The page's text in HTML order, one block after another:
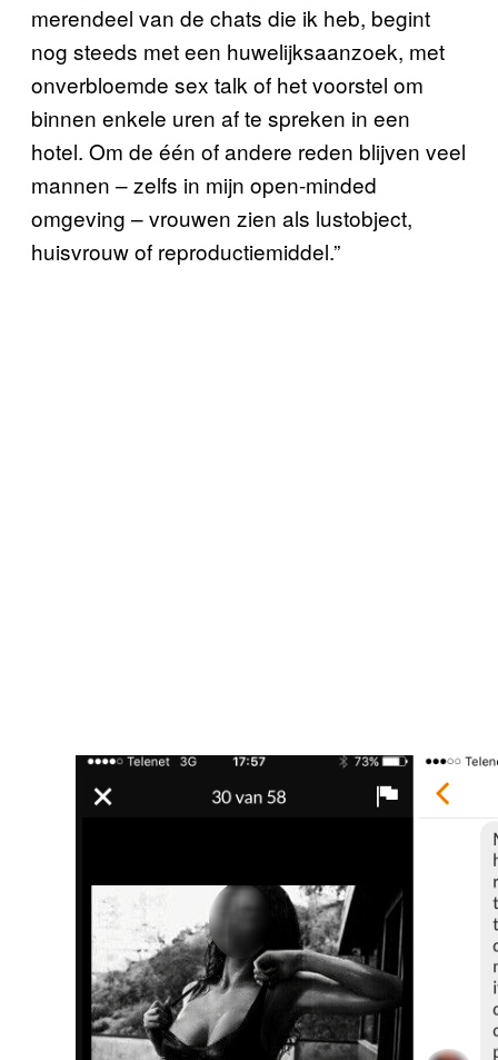
merendeel van de chats die ik heb, begint
nog steeds met een huwelijksaanzoek, met
onverbloemde sex talk of het voorstel om
binnen enkele uren af te spreken in een
hotel. Om de één of andere reden blijven veel
mannen – zelfs in mijn open-minded
omgeving – vrouwen zien als lustobject,
huisvrouw of reproductiemiddel.”